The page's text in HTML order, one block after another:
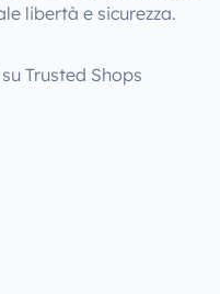
libertà e sicurezza.
Trusted Shops